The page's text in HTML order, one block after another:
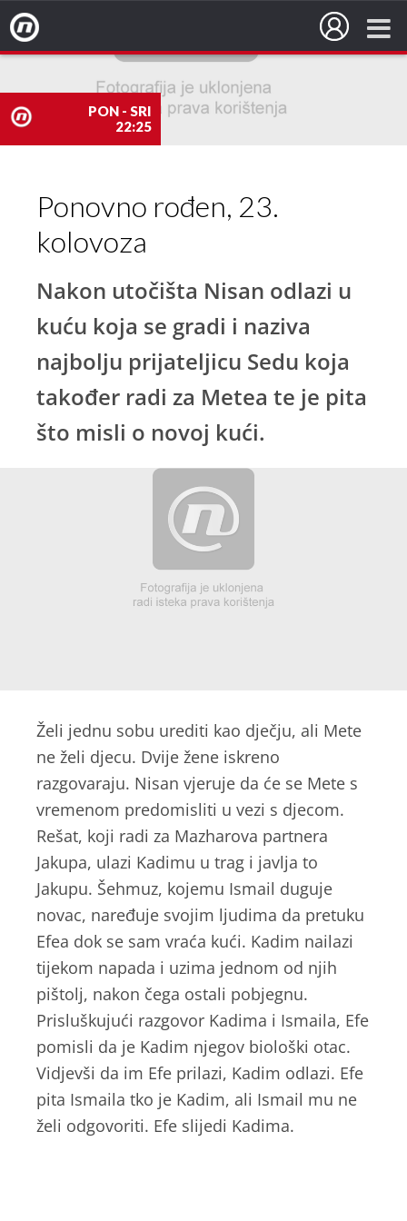
PON - SRI
22:25
Nova TV
Ponovno rođen, 23.
kolovoza
Nakon utočišta Nisan odlazi u
kuću koja se gradi i naziva
najbolju prijateljicu Sedu koja
također radi za Metea te je pita
što misli o novoj kući.
Želi jednu sobu urediti kao dječju, ali Mete
ne želi djecu. Dvije žene iskreno
razgovaraju. Nisan vjeruje da će se Mete s
vremenom predomisliti u vezi s djecom.
Rešat, koji radi za Mazharova partnera
Jakupa, ulazi Kadimu u trag i javlja to
Jakupu. Šehmuz, kojemu Ismail duguje
novac, naređuje svojim ljudima da pretuku
Efea dok se sam vraća kući. Kadim nailazi
tijekom napada i uzima jednom od njih
pištolj, nakon čega ostali pobjegnu.
Prisluškujući razgovor Kadima i Ismaila, Efe
pomisli da je Kadim njegov biološki otac.
Vidjevši da im Efe prilazi, Kadim odlazi. Efe
pita Ismaila tko je Kadim, ali Ismail mu ne
želi odgovoriti. Efe slijedi Kadima.